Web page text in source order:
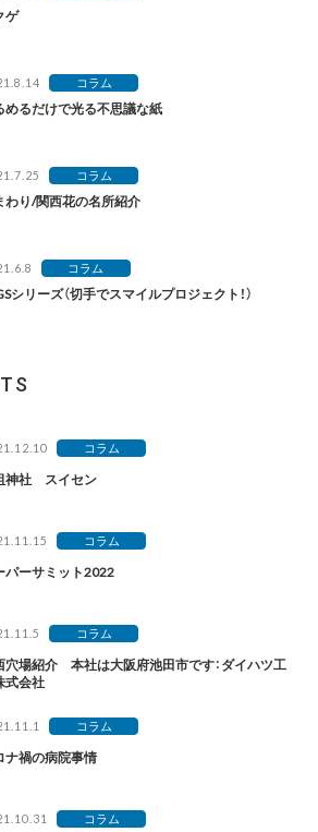
ゲ
コラム
めるだけで光る不思議な紙
コラム
わり/関西花の名所紹介
コラム
シリーズ（切手でスマイルプロジェクト！）
コラム
神社 スイセン
コラム
パーサミット2022
コラム
穴場紹介 本社は大阪府池田市です：ダイハツ工
式会社
コラム
ナ禍の病院事情
コラム